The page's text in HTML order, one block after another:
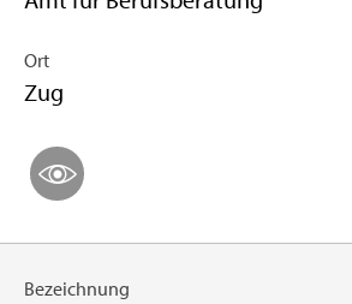
Ort
Zug
Bezeichnung